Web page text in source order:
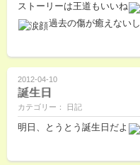
ストーリーは王道もいいね
過去の傷が癒えないし
2012-04-10
誕生日
カテゴリー： 日記
明日、とうとう誕生日だよ